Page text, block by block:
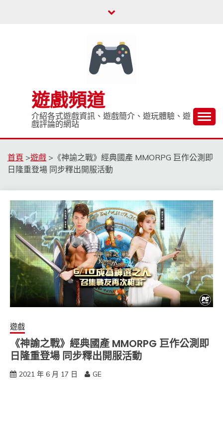
遊戲頻道
介紹各式遊戲資訊、遊戲簡介、遊玩體驗、遊
戲評論的網站
首頁 >遊戲 > 《神諭之戰》經典國產 MMORPG 巨作公測即
日隆重登場 同步釋出開服活動
遊戲
《神諭之戰》經典國產 MMORPG 巨作公測即
日隆重登場 同步釋出開服活動
2021 年 6 月 17 日 GE